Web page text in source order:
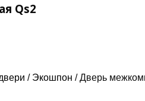
Qs2
/ Экошпон / Дверь